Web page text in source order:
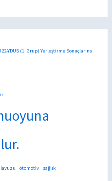
YDUS (1. Grup) Yerleştirme Sonuçlarına
otomotiv sağlık